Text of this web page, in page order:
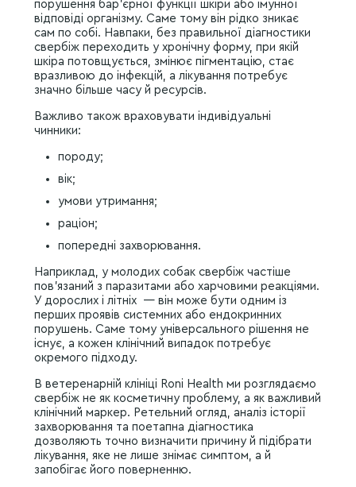
порушення бар’єрної функції шкіри або імунної
відповіді організму. Саме тому він рідко зникає
сам по собі. Навпаки, без правильної діагностики
свербіж переходить у хронічну форму, при якій
шкіра потовщується, змінює пігментацію, стає
вразливою до інфекцій, а лікування потребує
значно більше часу й ресурсів.
Важливо також враховувати індивідуальні
чинники:
породу;
вік;
умови утримання;
раціон;
попередні захворювання.
Наприклад, у молодих собак свербіж частіше
пов’язаний з паразитами або харчовими реакціями.
У дорослих і літніх — він може бути одним із
перших проявів системних або ендокринних
порушень. Саме тому універсального рішення не
існує, а кожен клінічний випадок потребує
окремого підходу.
В ветеренарній клініці Roni Health ми розглядаємо
свербіж не як косметичну проблему, а як важливий
клінічний маркер. Ретельний огляд, аналіз історії
захворювання та поетапна діагностика
дозволяють точно визначити причину й підібрати
лікування, яке не лише знімає симптом, а й
запобігає його поверненню.